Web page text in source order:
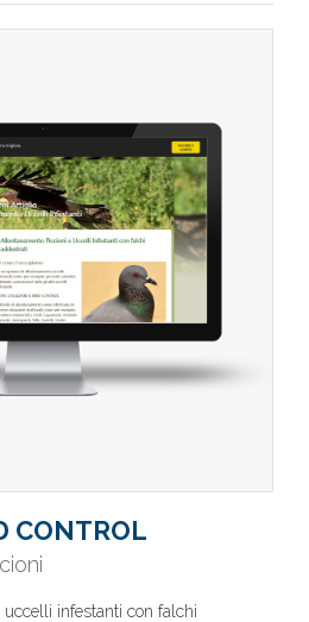
CONTROL
infestanti con falchi